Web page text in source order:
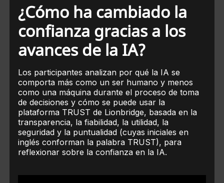
¿Cómo ha cambiado la
confianza gracias a los
avances de la IA?
Los participantes analizan por qué la IA se
comporta más como un ser humano y menos
como una máquina durante el proceso de toma
de decisiones y cómo se puede usar la
plataforma TRUST de Lionbridge, basada en la
transparencia, la fiabilidad, la utilidad, la
seguridad y la puntualidad (cuyas iniciales en
inglés conforman la palabra TRUST), para
reflexionar sobre la confianza en la IA.